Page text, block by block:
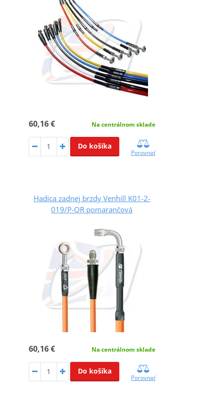
60,16 € Na centrálnom sklade
Do košíka
Porovnať
Hadica zadnej brzdy Venhill K01-2-
019/P-OR pomarančová
60,16 € Na centrálnom sklade
Do košíka
Porovnať